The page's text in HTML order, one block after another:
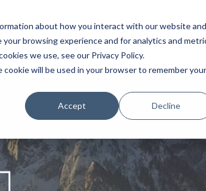
about how you interact with our website and
browsing experience and for analytics and
we use, see our Privacy Policy.
will be used in your browser to remember your
Accept Decline
À propos